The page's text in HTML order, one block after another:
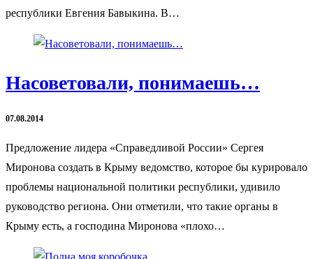
республики Евгения Бавыкина. В…
Насоветовали, понимаешь…
07.08.2014
Предложение лидера «Справедливой России» Сергея
Миронова создать в Крыму ведомство, которое бы курировало
проблемы национальной политики республики, удивило
руководство региона. Они отметили, что такие органы в
Крыму есть, а господина Миронова «плохо…